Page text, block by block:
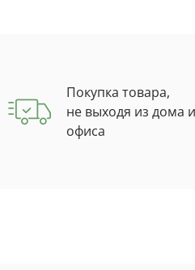
Покупка товара,
не выходя из дома
офиса